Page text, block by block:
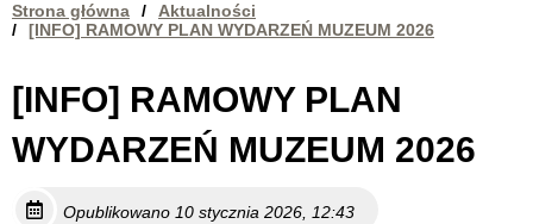
Strona główna /
Aktualności
/
[INFO] RAMOWY PLAN WYDARZEŃ MUZEUM 2026
[INFO] RAMOWY PLAN
WYDARZEŃ MUZEUM 2026
Opublikowano 10 stycznia 2026, 12:43